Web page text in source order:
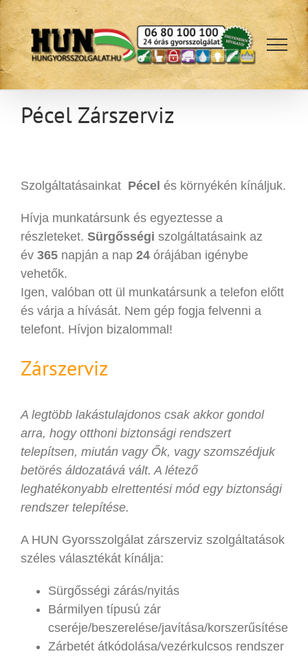
Kihagyás
Pécel Zárszerviz
Szolgáltatásainkat Pécel és környékén kínáljuk.
Hívja munkatársunk és egyeztesse a
részleteket. Sürgősségi szolgáltatásaink az
év 365 napján a nap 24 órájában igénybe
vehetők.
Igen, valóban ott ül munkatársunk a telefon előtt
és várja a hívását. Nem gép fogja felvenni a
telefont. Hívjon bizalommal!
Zárszerviz
A legtöbb lakástulajdonos csak akkor gondol
arra, hogy otthoni biztonsági rendszert
telepítsen, miután vagy Ők, vagy szomszédjuk
betörés áldozatává vált. A létező
leghatékonyabb elrettentési mód egy biztonsági
rendszer telepítése.
A HUN Gyorsszolgálat zárszerviz szolgáltatások
széles választékát kínálja:
Sürgősségi zárás/nyitás
Bármilyen típusú zár
cseréje/beszerelése/javítása/korszerűsítése
Zárbetét átkódolása/vezérkulcsos rendszer